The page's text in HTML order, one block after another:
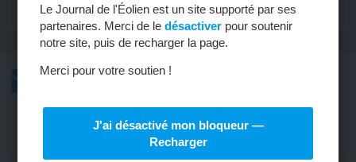
MENU
L’ACTU
PAYS-BAS
Une feuille de route 2030 pour
Le Journal de l'Éolien est un site supporté par ses
partenaires. Merci de ledésactiver pour soutenir
notre site, puis de recharger la page.
Merci pour votre soutien !
J'ai désactivé mon bloqueur —
Recharger